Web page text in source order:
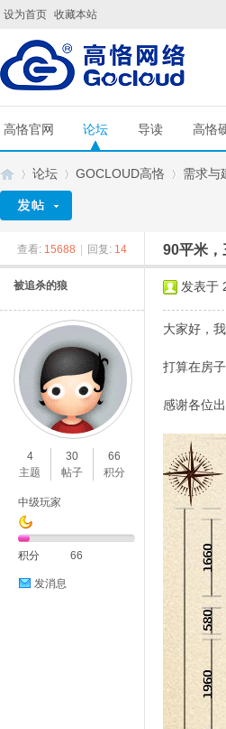
设为首页 收藏本站
高恪官网 论坛 导读 高恪
»
论坛
›
GOCLOUD高恪
›
需求与
查看: 15688 回复: 14 90平米
被追杀的狼
4
主题
30
帖子
66
积分
中级玩家
积分 66
发消息
发表于
大家好，
打算在房
感谢各位